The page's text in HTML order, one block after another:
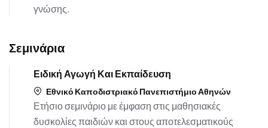
γνώσης.
Σεμινάρια
Ειδική Αγωγή Και Εκπαίδευση
Εθνικό Καποδιστριακό Πανεπιστήμιο Αθηνών
Ετήσιο σεμινάριο με έμφαση στις μαθησιακές
δυσκολίες παιδιών και στους αποτελεσματικούς